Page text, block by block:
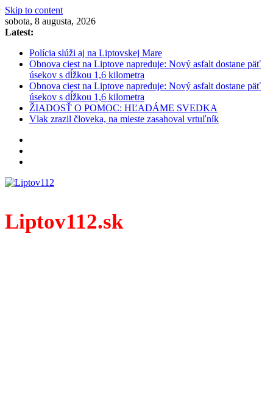
Skip to content
sobota, 8 augusta, 2026
Latest:
Polícia slúži aj na Liptovskej Mare
Obnova ciest na Liptove napreduje: Nový asfalt dostane päť
úsekov s dĺžkou 1,6 kilometra
Obnova ciest na Liptove napreduje: Nový asfalt dostane päť
úsekov s dĺžkou 1,6 kilometra
ŽIADOSŤ O POMOC: HĽADÁME SVEDKA
Vlak zrazil človeka, na mieste zasahoval vrtuľník
Liptov112.sk